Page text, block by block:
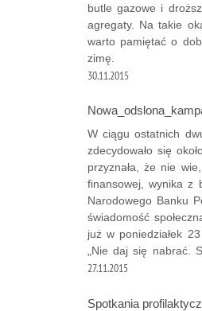
butle gazowe i
agregaty. Na takie
warto pamiętać o
zimę.
30.11.2015
W ciągu ostatnich
zdecydowało się
przyznała, że nie
finansowej, wynika z
Narodowego Banku
świadomość
już w poniedziałek
„Nie daj się nabrać.
27.11.2015
Spotkania